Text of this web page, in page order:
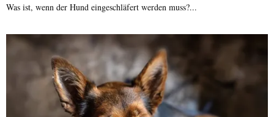
Was ist, wenn der Hund eingeschläfert werden muss?...